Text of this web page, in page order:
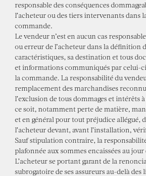
responsable des conséquences
l’acheteur ou des tiers intervenants dans
commande.
Le vendeur n’est en aucun cas
ou erreur de l’acheteur dans la définition
caractéristiques, sa destination et tous
et informations communiqués par celui-
la commande. La responsabilité du
remplacement des marchandises
l’exclusion de tous dommages et intérêts
ce soit, notamment perte de matière,
et en général pour tout préjudice allégué,
l’acheteur devant, avant l’installation,
Sauf stipulation contraire, la
plafonnée aux sommes encaissées au
L’acheteur se portant garant de la
subrogatoire de ses assureurs au-delà